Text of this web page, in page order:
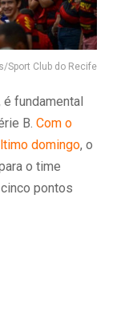
Sport Club do Recife
fundamental
B. Com o
domingo, o
o time
pontos